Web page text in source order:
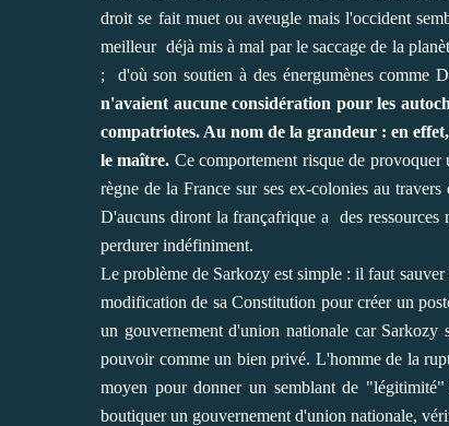
droit se fait muet ou aveugle mais l'occident
meilleur déjà mis à mal par le saccage de la
; d'où son soutien à des énergumènes comme
n'avaient aucune considération pour les
compatriotes. Au nom de la grandeur : en
le maître. Ce comportement risque de
règne de la France sur ses ex-colonies au
D'aucuns diront la françafrique a des
perdurer indéfiniment.
Le problème de Sarkozy est simple : il faut
modification de sa Constitution pour créer un
un gouvernement d'union nationale car
pouvoir comme un bien privé. L'homme de la
moyen pour donner un semblant de "légitimité
boutiquer un gouvernement d'union nationale,